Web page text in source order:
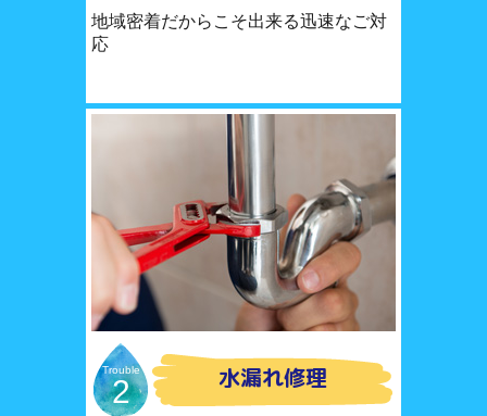
地域密着だからこそ出来る迅速なご対
応
Trouble
2 水漏れ修理